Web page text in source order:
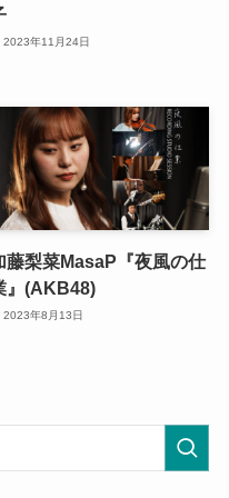
2023年11月24日
藤梨菜MasaP『夜風の仕
』(AKB48)
2023年8月13日